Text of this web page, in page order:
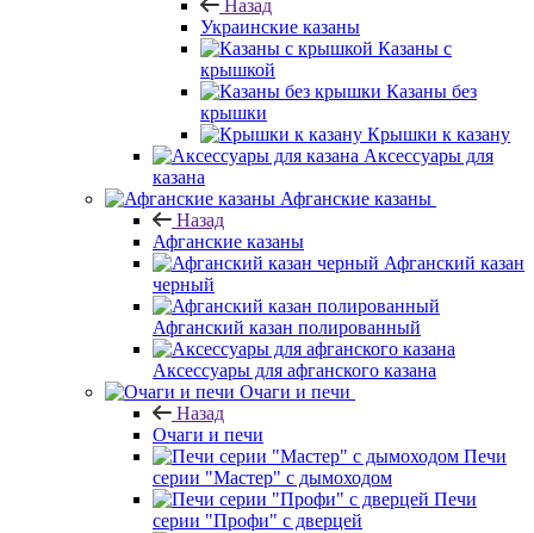
Назад
Украинские казаны
Казаны с
крышкой
Казаны без
крышки
Крышки к казану
Аксессуары для
казана
Афганские казаны
Назад
Афганские казаны
Афганский казан
черный
Афганский казан полированный
Аксессуары для афганского казана
Очаги и печи
Назад
Очаги и печи
Печи
серии "Мастер" с дымоходом
Печи
серии "Профи" с дверцей